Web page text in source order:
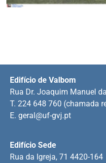
Edifício Sede
Rua da Igreja, 71 4420-164
Edifício de Valbom
Rua Dr. Joaquim Manuel
T. 224 648 760 (chamada
E. geral@uf-gvj.pt